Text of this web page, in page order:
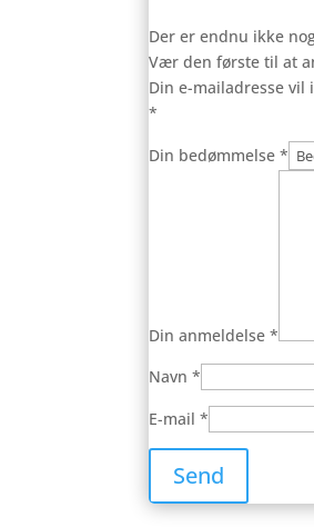
Der er endnu ikke
Vær den første til at
Din e-mailadresse
*
Din bedømmelse*
Din anmeldelse*
Navn*
E-mail*